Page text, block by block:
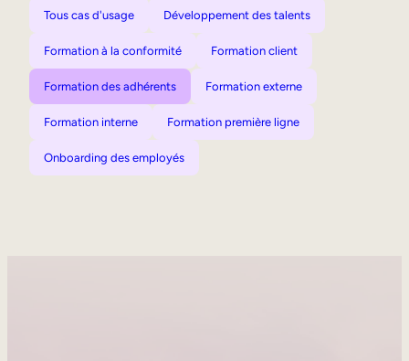
Tous cas d'usage Développement des talents
Formation à la conformité Formation client
Formation des adhérents Formation externe
Formation interne Formation première ligne
Onboarding des employés